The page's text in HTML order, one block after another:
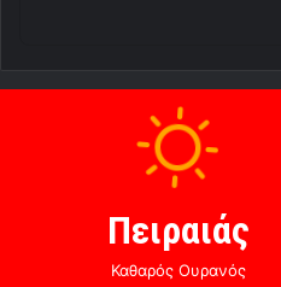
Πειραιάς
Καθαρός Ουρανός